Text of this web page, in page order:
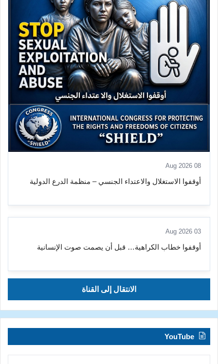
08 Aug 2026
أوقفوا الاستغلال والاعتداء الجنسي – منظمة الدرع الدولية
03 Aug 2026
أوقفوا خطاب الكراهية… قبل أن يصمت صوت الإنسانية
الانتقال إلى القناة
YouTube